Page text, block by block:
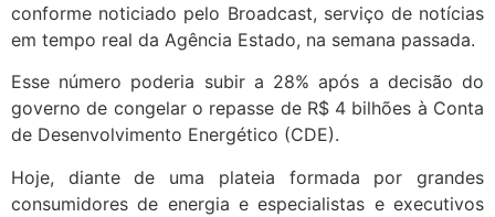
conforme noticiado pelo Broadcast, serviço de notícias
em tempo real da Agência Estado, na semana passada.
Esse número poderia subir a 28% após a decisão do
governo de congelar o repasse de R$ 4 bilhões à Conta
de Desenvolvimento Energético (CDE).
Hoje, diante de uma plateia formada por grandes
consumidores de energia e especialistas e executivos